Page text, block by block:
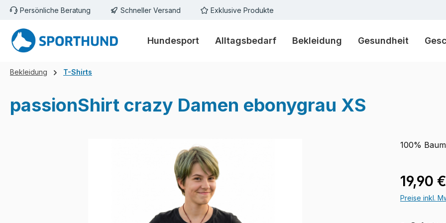
Hauptinhalt springen
Zur Suche springen
Zur Hauptnavigation springen
Persönliche Beratung Schneller Versand Exklusive Produkte
Hundesport Alltagsbedarf Bekleidung Gesundheit
Bekleidung T-Shirts
passionShirt crazy Damen ebonygrau XS
100%
Regulärer
19,90 €
Preise inkl.